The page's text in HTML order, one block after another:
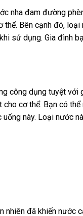
nha đam đường
thể. Bên cạnh đó,
sử dụng. Gia đình
công dụng tuyệt với
cơ thể. Bạn có
này. Loại nước
đã khiến nước